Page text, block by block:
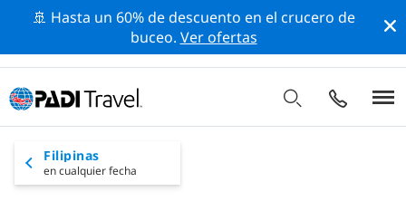
🚢 Hasta un 60% de descuento en el crucero de
buceo. Ver ofertas
Filipinas
en cualquier fecha